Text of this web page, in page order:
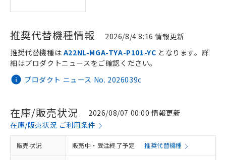
推奨代替機種情報 2026/8/4 8:16 情報更新
プロダクト ニュース No. 2026039c
推奨代替機種は A22NL-MGA-TYA-P101-YC となります。詳
細はプロダクトニュースをご確認ください。
在庫/販売状況
2026/08/07 00:00 情報更新
在庫/販売状況 ご利用条件
販売状況 販売中・受注終了予定 推奨代替機種